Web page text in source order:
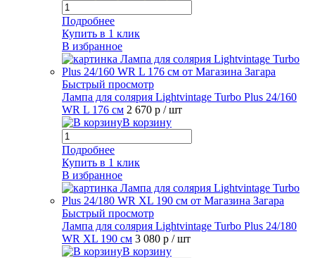
Подробнее
Купить в 1 клик
В избранное
Быстрый просмотр
Лампа для солярия Lightvintage Turbo Plus 24/160
WR L 176 см 2 670 р / шт
В корзину
Подробнее
Купить в 1 клик
В избранное
Быстрый просмотр
Лампа для солярия Lightvintage Turbo Plus 24/180
WR XL 190 см 3 080 р / шт
В корзину